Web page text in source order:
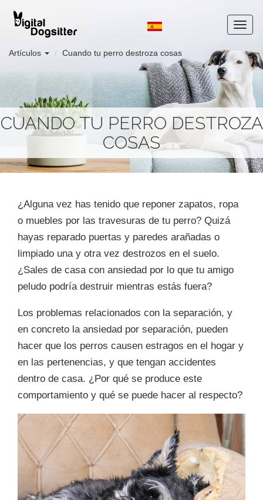
Artículos Cuando tu perro destroza cosas
CUANDO TU PERRO DESTROZA
COSAS
¿Alguna vez has tenido que reponer zapatos, ropa
o muebles por las travesuras de tu perro? Quizá
hayas reparado puertas y paredes arañadas o
limpiado una y otra vez destrozos en el suelo.
¿Sales de casa con ansiedad por lo que tu amigo
peludo podría destruir mientras estás fuera?
Los problemas relacionados con la separación, y
en concreto la ansiedad por separación, pueden
hacer que los perros causen estragos en el hogar y
en las pertenencias, y que tengan accidentes
dentro de casa. ¿Por qué se produce este
comportamiento y qué se puede hacer al respecto?